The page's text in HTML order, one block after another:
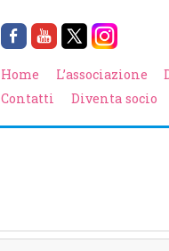
Home L’associazione
Contatti
Diventa socio